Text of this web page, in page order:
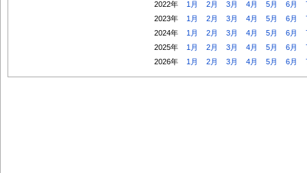
2022年
1月 2月 3月 4月 5月 6月
2023年
1月 2月 3月 4月 5月 6月
2024年
1月 2月 3月 4月 5月 6月
2025年
1月 2月 3月 4月 5月 6月
2026年
1月 2月 3月 4月 5月 6月